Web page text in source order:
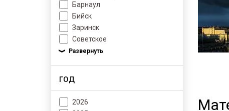
Барнаул
Бийск
Заринск
Советское
ГОД
2026